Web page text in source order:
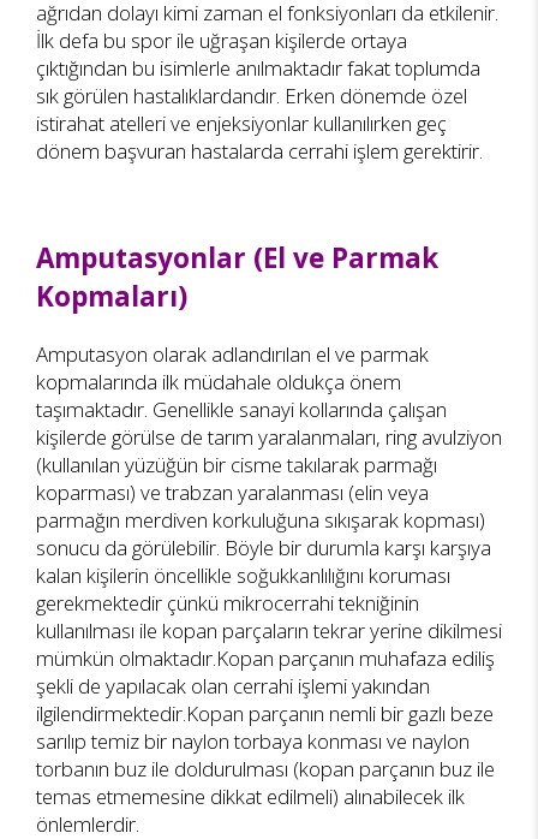
ağrıdan dolayı kimi zaman el fonksiyonları da etkilenir.
İlk defa bu spor ile uğraşan kişilerde ortaya
çıktığından bu isimlerle anılmaktadır fakat toplumda
sık görülen hastalıklardandır. Erken dönemde özel
istirahat atelleri ve enjeksiyonlar kullanılırken geç
dönem başvuran hastalarda cerrahi işlem gerektirir.
Amputasyonlar (El ve Parmak
Kopmaları)
Amputasyon olarak adlandırılan el ve parmak
kopmalarında ilk müdahale oldukça önem
taşımaktadır. Genellikle sanayi kollarında çalışan
kişilerde görülse de tarım yaralanmaları, ring avulziyon
(kullanılan yüzüğün bir cisme takılarak parmağı
koparması) ve trabzan yaralanması (elin veya
parmağın merdiven korkuluğuna sıkışarak kopması)
sonucu da görülebilir. Böyle bir durumla karşı karşıya
kalan kişilerin öncellikle soğukkanlılığını koruması
gerekmektedir çünkü mikrocerrahi tekniğinin
kullanılması ile kopan parçaların tekrar yerine dikilmesi
mümkün olmaktadır.Kopan parçanın muhafaza ediliş
şekli de yapılacak olan cerrahi işlemi yakından
ilgilendirmektedir.Kopan parçanın nemli bir gazlı beze
sarılıp temiz bir naylon torbaya konması ve naylon
torbanın buz ile doldurulması (kopan parçanın buz ile
temas etmemesine dikkat edilmeli) alınabilecek ilk
önlemlerdir.